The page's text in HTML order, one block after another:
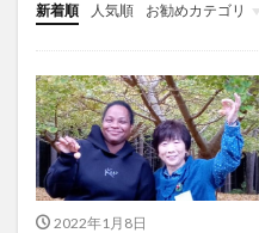
新着順 人気順 お勧めカテゴリ
会員からの投稿
2022年1月8日